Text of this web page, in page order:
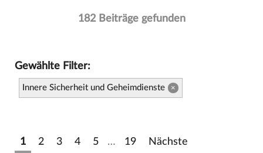
182 Beiträge gefunden
Gewählte Filter:
Innere Sicherheit und Geheimdienste ×
1 2 3 4 5 … 19 Nächste